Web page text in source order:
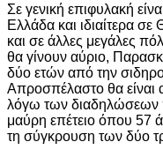
Σε γενική επιφυλακή
Ελλάδα και ιδιαίτερα
και σε άλλες μεγάλες
θα γίνουν αύριο,
δύο ετών από την
Απροσπέλαστο θα είναι
λόγω των διαδηλώσεων
μαύρη επέτειο όπου 57
τη σύγκρουση των δύο